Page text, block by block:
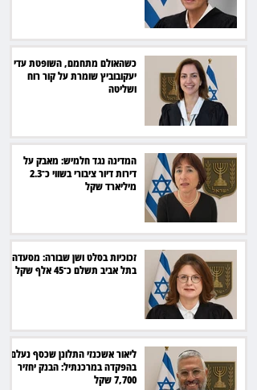
כשהאולם מתחמם, השופטת עדי
יעקובוביץ שומרת על קור רוח
ושליטה
המדינה נגד חלמיש: מאבק על
דירות דיור ציבורי בשווי כ־2.3
מיליארד שקל
זכוכיות בסלט ושן שבורה: מסעדה
בתל אביב תשלם כ־45 אלף שקל
ליאור אשכנזי התלונן שכסף נעלם
בהפקדה במרכנתיל: הבנק יחזיר
7,700 שקל